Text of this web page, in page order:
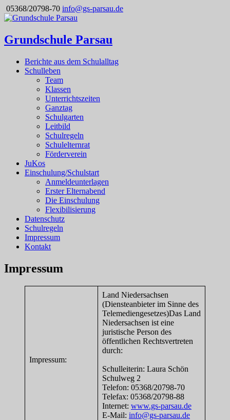
05368/20798-70 info@gs-parsau.de
Grundschule Parsau
Berichte aus dem Schulalltag
Schulleben
Team
Klassen
Unterrichtszeiten
Ganztag
Schulgarten
Leitbild
Schulregeln
Schulelternrat
Förderverein
JuKos
Einschulung/Schulstart
Anmeldeunterlagen
Erster Elternabend
Die Einschulung
Flexibilisierung
Datenschutz
Schulregeln
Impressum
Kontakt
Impressum
Impressum:
Land Niedersachsen
(Diensteanbieter im Sinne des
Telemediengesetzes)Das Land
Niedersachsen ist eine
juristische Person des
öffentlichen Rechtsvertreten
durch:
Schulleiterin: Laura Schön
Schulweg 2
Telefon: 05368/20798-70
Telefax: 05368/20798-88
Internet: www.gs-parsau.de
E-Mail: info@gs-parsau.de